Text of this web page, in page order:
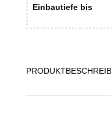
Einbautiefe bis